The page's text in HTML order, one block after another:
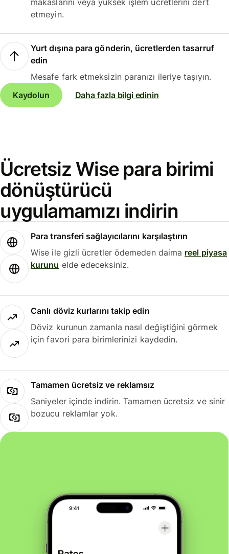
makaslarını veya yüksek işlem ücretlerini dert
etmeyin.
Yurt dışına para gönderin, ücretlerden tasarruf
edin
Mesafe fark etmeksizin paranızı ileriye taşıyın.
Kaydolun
Daha fazla bilgi edinin
Ücretsiz Wise para birimi
dönüştürücü
uygulamamızı indirin
Para transferi sağlayıcılarını karşılaştırın
Wise ile gizli ücretler ödemeden daima reel piyasa
kurunu elde edeceksiniz.
Canlı döviz kurlarını takip edin
Döviz kurunun zamanla nasıl değiştiğini görmek
için favori para birimlerinizi kaydedin.
Tamamen ücretsiz ve reklamsız
Saniyeler içinde indirin. Tamamen ücretsiz ve sinir
bozucu reklamlar yok.